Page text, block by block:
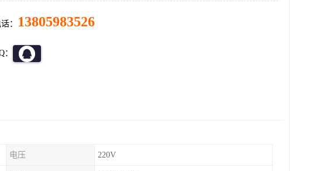
： 13805983526
：
电压 220V